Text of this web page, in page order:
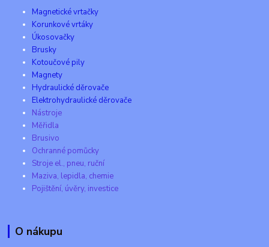
Magnetické vrtačky
Korunkové vrtáky
Úkosovačky
Brusky
Kotoučové pily
Magnety
Hydraulické děrovače
Elektrohydraulické děrovače
Nástroje
Měřidla
Brusivo
Ochranné pomůcky
Stroje el., pneu, ruční
Maziva, lepidla, chemie
Pojištění, úvěry, investice
O nákupu